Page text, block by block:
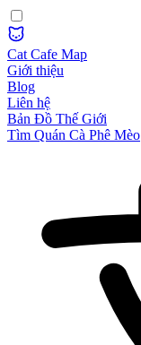
Cat Cafe Map
Giới thiệu
Blog
Liên hệ
Bản Đồ Thế Giới
Tìm Quán Cà Phê Mèo